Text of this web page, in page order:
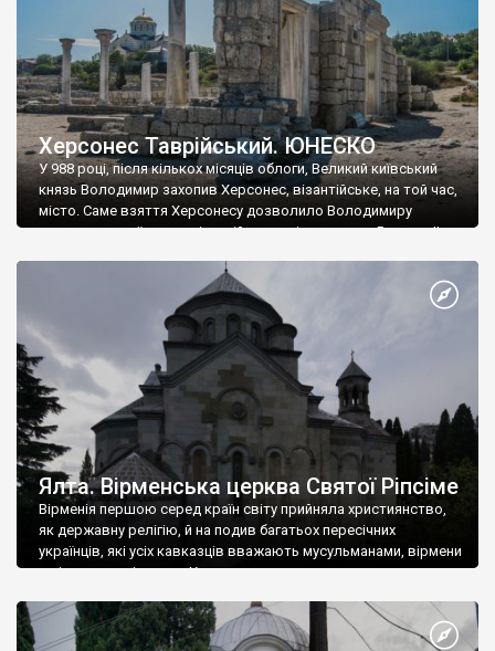
Херсонес Таврійський. ЮНЕСКО
У 988 році, після кількох місяців облоги, Великий київський
князь Володимир захопив Херсонес, візантійське, на той час,
місто. Саме взяття Херсонесу дозволило Володимиру
диктувати свої умови візантійському імператору Василю ІІ, та
Херсонесі Володимир-язичник, став Василем-християнином.
А потім було Хрещення Русі. На честь Херсонесу Таврійського
Ялта. Вірменська церква Святої Ріпсіме
Вірменія першою серед країн світу прийняла християнство,
як державну релігію, й на подив багатьох пересічних
українців, які усіх кавказців вважають мусульманами, вірмени
є відданими вірянами Христа